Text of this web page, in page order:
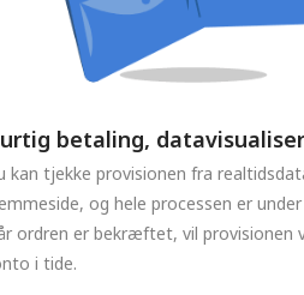
betaling,
kan tjekke provisionen fra
og hele processen er
ordren er bekræftet, vil provisionen
i tide.